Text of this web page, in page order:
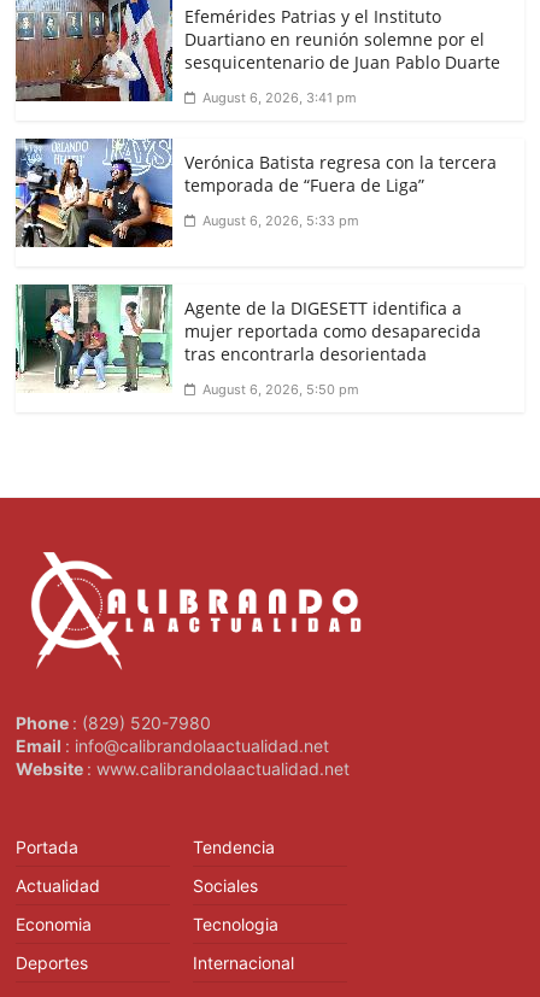
Efemérides Patrias y el Instituto
Duartiano en reunión solemne por el
sesquicentenario de Juan Pablo Duarte
August 6, 2026, 3:41 pm
Verónica Batista regresa con la tercera
temporada de “Fuera de Liga”
August 6, 2026, 5:33 pm
Agente de la DIGESETT identifica a
mujer reportada como desaparecida
tras encontrarla desorientada
August 6, 2026, 5:50 pm
Phone : (829) 520-7980
Email : info@calibrandolaactualidad.net
Website : www.calibrandolaactualidad.net
Portada
Actualidad
Economia
Deportes
Tendencia
Sociales
Tecnologia
Internacional